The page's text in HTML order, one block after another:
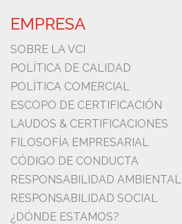
EMPRESA
SOBRE LA VCI
POLÍTICA DE CALIDAD
POLÍTICA COMERCIAL
ESCOPO DE CERTIFICACIÓN
LAUDOS & CERTIFICACIONES
FILOSOFÍA EMPRESARIAL
CÓDIGO DE CONDUCTA
RESPONSABILIDAD AMBIENTAL
RESPONSABILIDAD SOCIAL
¿DÓNDE ESTAMOS?